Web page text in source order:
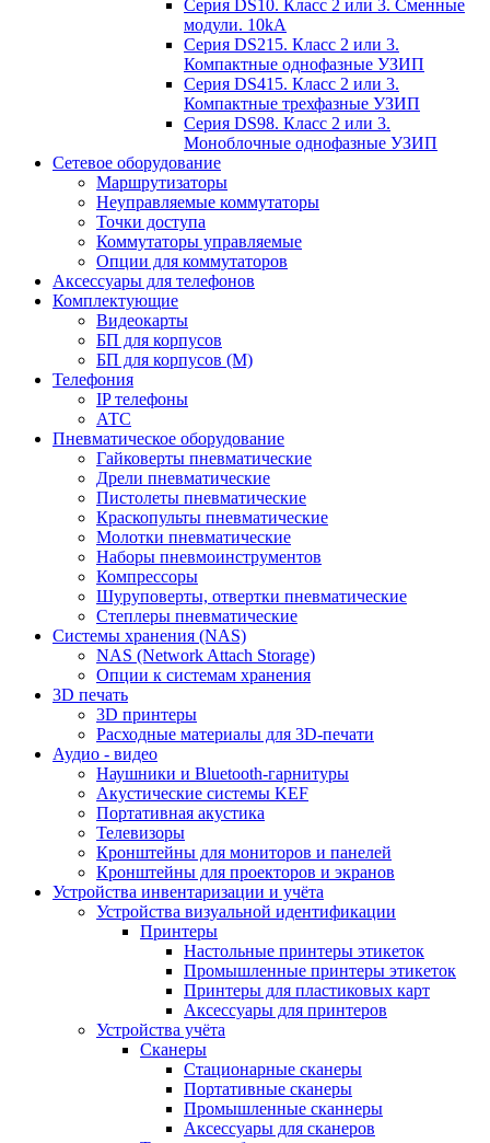
Серия DS10. Класс 2 или 3. Сменные
модули. 10kA
Серия DS215. Класс 2 или 3.
Компактные однофазные УЗИП
Серия DS415. Класс 2 или 3.
Компактные трехфазные УЗИП
Серия DS98. Класс 2 или 3.
Моноблочные однофазные УЗИП
Сетевое оборудование
Маршрутизаторы
Неуправляемые коммутаторы
Точки доступа
Коммутаторы управляемые
Опции для коммутаторов
Аксессуары для телефонов
Комплектующие
Видеокарты
БП для корпусов
БП для корпусов (М)
Телефония
IP телефоны
АТС
Пневматическое оборудование
Гайковерты пневматические
Дрели пневматические
Пистолеты пневматические
Краскопульты пневматические
Молотки пневматические
Наборы пневмоинструментов
Компрессоры
Шуруповерты, отвертки пневматические
Степлеры пневматические
Cистемы хранения (NAS)
NAS (Network Attach Storage)
Опции к системам хранения
3D печать
3D принтеры
Расходные материалы для 3D-печати
Аудио - видео
Наушники и Bluetooth-гарнитуры
Акустические системы KEF
Портативная акустика
Телевизоры
Кронштейны для мониторов и панелей
Кронштейны для проекторов и экранов
Устройства инвентаризации и учёта
Устройства визуальной идентификации
Принтеры
Настольные принтеры этикеток
Промышленные принтеры этикеток
Принтеры для пластиковых карт
Аксессуары для принтеров
Устройства учёта
Сканеры
Стационарные сканеры
Портативные сканеры
Промышленные сканнеры
Аксессуары для сканеров